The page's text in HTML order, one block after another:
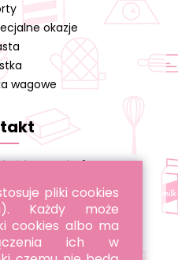
okazje
wagowe
s.j.
643 96 22
051 051
pliki cookies
Każdy może
cookies albo ma
ich w